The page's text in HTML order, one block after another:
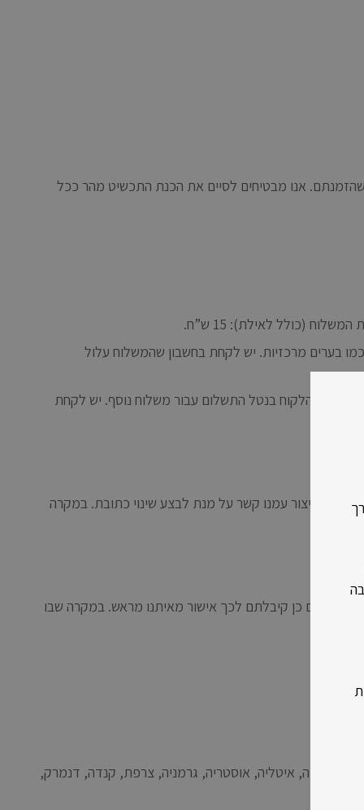
שהזמנתם. אנו מבטיחים לסיים את הכנת התכשיט מהר ככל
בערים מרכזיות. יש לקחת בחשבון שהמשלוח עלול
יישא הלקוח בנטל התשלום עבור משלוח נוסף. יש לקחת
יש ליצור עמנו קשר על מנת לבצע שינוי כתובת. במקרה
אלא אם כן קיבלתם לכך אישור מאיתנו מראש. במקרה שבו
הבאות: ארה”ב, בריטניה, בלגיה, איטליה, אוסטריה, גרמניה, צרפת, קנדה, דנמרק,